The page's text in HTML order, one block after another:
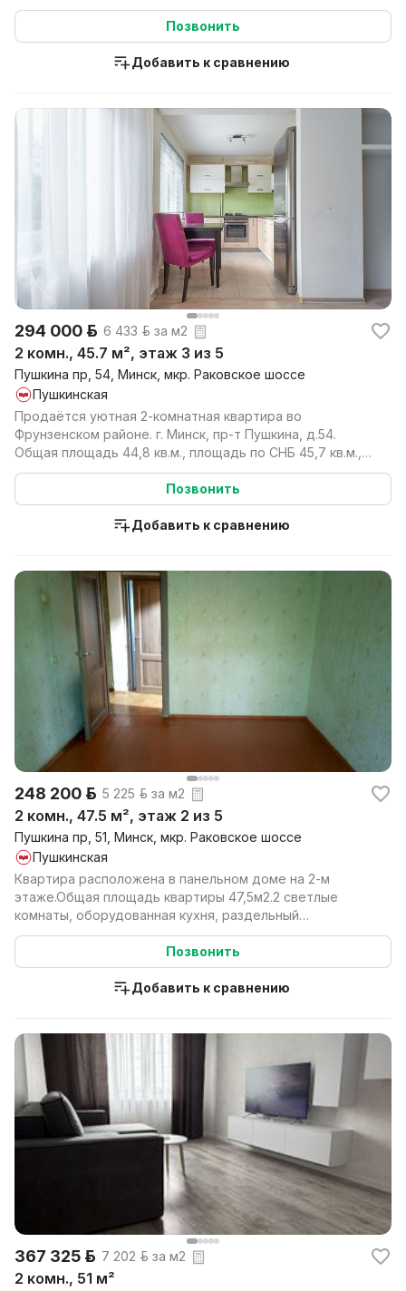
Позвонить
Добавить к сравнению
294 000 р. 6 433 р. за м2
2 комн., 45.7 м², этаж 3 из 5
Пушкина пр, 54, Минск, мкр. Раковское шоссе
Пушкинская
Продаётся уютная 2-комнатная квартира во
Фрунзенском районе. г. Минск, пр-т Пушкина, д.54.
Общая площадь 44,8 кв.м., площадь по СНБ 45,7 кв.м.,
жилая ...
Позвонить
Добавить к сравнению
248 200 р. 5 225 р. за м2
2 комн., 47.5 м², этаж 2 из 5
Пушкина пр, 51, Минск, мкр. Раковское шоссе
Пушкинская
Квартира расположена в панельном доме на 2-м
этаже.Общая площадь квартиры 47,5м2.2 светлые
комнаты, оборудованная кухня, раздельный
санузел.Есть кладо...
Позвонить
Добавить к сравнению
367 325 р. 7 202 р. за м2
2 комн., 51 м²